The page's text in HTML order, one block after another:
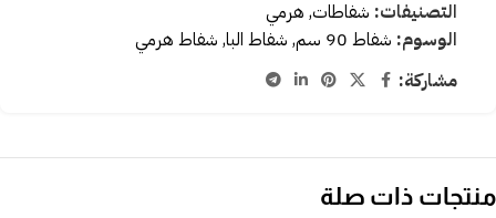
التصنيفات: شفاطات, هرمي
الوسوم: شفاط 90 سم , شفاط البا, شفاط هرمي
مشاركة:
منتجات ذات صلة